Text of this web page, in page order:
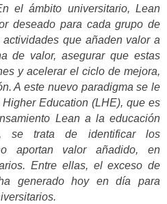
el ámbito universitario, Lean
deseado para cada grupo de
que añaden valor a
de valor, asegurar que estas
y acelerar el ciclo de mejora,
A este nuevo paradigma se le
Education (LHE), que es
Lean a la educación
se trata de identificar los
aportan valor añadido, en
Entre ellas, el exceso de
generado hoy en día para